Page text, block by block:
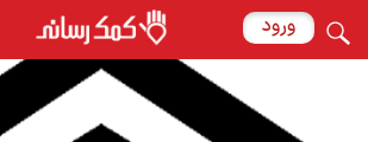
ورود